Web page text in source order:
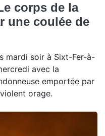
corps de la
une coulée de
mardi soir à Sixt-Fer-à-
avec la
emportée par
orage.